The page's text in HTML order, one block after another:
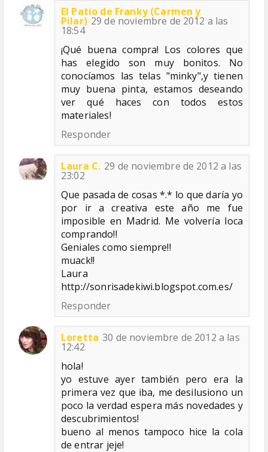
El Patio de Franky (Carmen y
Pilar) 29 de noviembre de 2012 a las
18:54
¡Qué buena compra! Los colores que
has elegido son muy bonitos. No
conocíamos las telas "minky",y tienen
muy buena pinta, estamos deseando
ver qué haces con todos estos
materiales!
Responder
Laura C. 29 de noviembre de 2012 a las
23:02
Que pasada de cosas *.* lo que daría yo
por ir a creativa este año me fue
imposible en Madrid. Me volvería loca
comprando!!
Geniales como siempre!!
muack!!
Laura
http://sonrisadekiwi.blogspot.com.es/
Responder
Loretta 30 de noviembre de 2012 a las
12:42
hola!
yo estuve ayer también pero era la
primera vez que iba, me desilusiono un
poco la verdad espera más novedades y
descubrimientos!
bueno al menos tampoco hice la cola
de entrar jeje!